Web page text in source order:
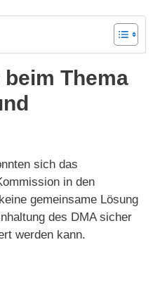
Thema
sich das
in den
gemeinsame Lösung
des DMA sicher
werden kann.